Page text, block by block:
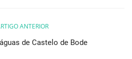
ANTERIOR
de Castelo de Bode